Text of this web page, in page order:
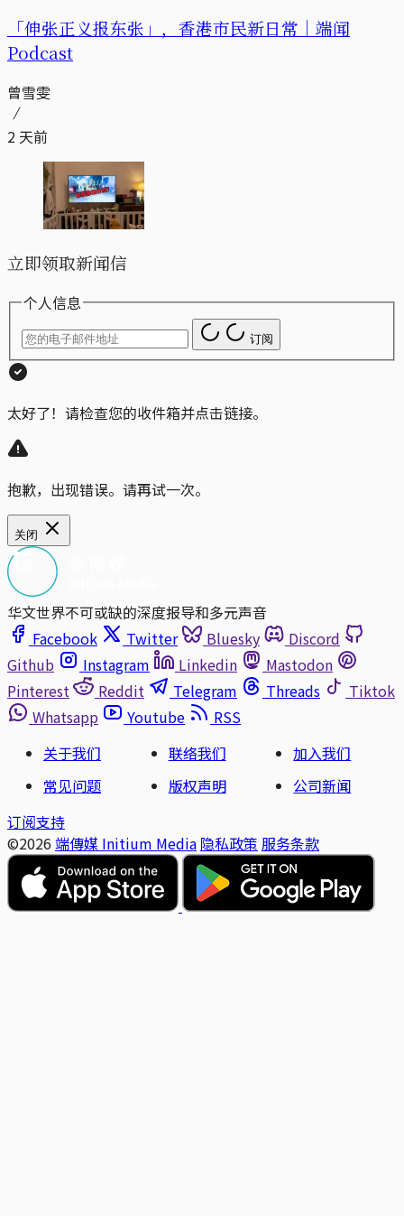
「伸张正义报东张」，香港市民新日常｜端闻
Podcast
曾雪雯
2 天前
立即领取新闻信
个人信息
订阅
太好了！请检查您的收件箱并点击链接。
抱歉，出现错误。请再试一次。
关闭
华文世界不可或缺的深度报导和多元声音
Facebook
Twitter Bluesky
Discord
Github
Instagram Linkedin
Mastodon
Pinterest
Reddit Telegram Threads
Tiktok
Whatsapp
Youtube
RSS
关于我们
联络我们
加入我们
常见问题
版权声明
公司新闻
订阅支持
©2026 端傳媒 Initium Media 隐私政策 服务条款